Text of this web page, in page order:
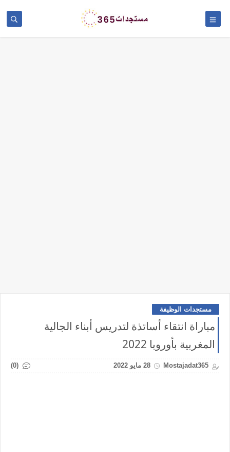
مستجدات الوظيفة
مباراة انتقاء أساتذة لتدريس أبناء الجالية
المغربية بأوروبا 2022
Mostajadat365 28 مايو 2022 (0)